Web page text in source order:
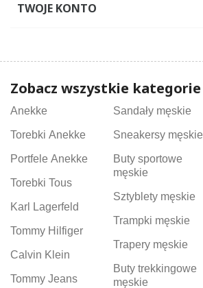
TWOJE KONTO
Zobacz wszystkie kategorie
Anekke
Torebki Anekke
Portfele Anekke
Torebki Tous
Karl Lagerfeld
Tommy Hilfiger
Calvin Klein
Tommy Jeans
Sandały męskie
Sneakersy męskie
Buty sportowe
męskie
Sztyblety męskie
Trampki męskie
Trapery męskie
Buty trekkingowe
męskie